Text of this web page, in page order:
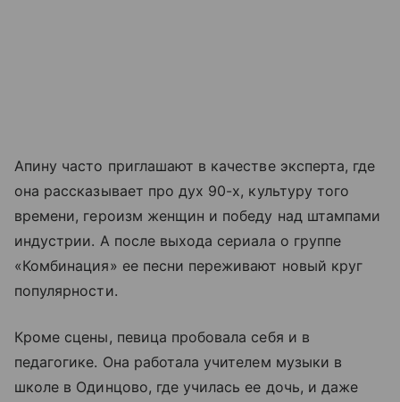
Апину часто приглашают в качестве эксперта, где
она рассказывает про дух 90-х, культуру того
времени, героизм женщин и победу над штампами
индустрии. А после выхода сериала о группе
«Комбинация» ее песни переживают новый круг
популярности.
Кроме сцены, певица пробовала себя и в
педагогике. Она работала учителем музыки в
школе в Одинцово, где училась ее дочь, и даже